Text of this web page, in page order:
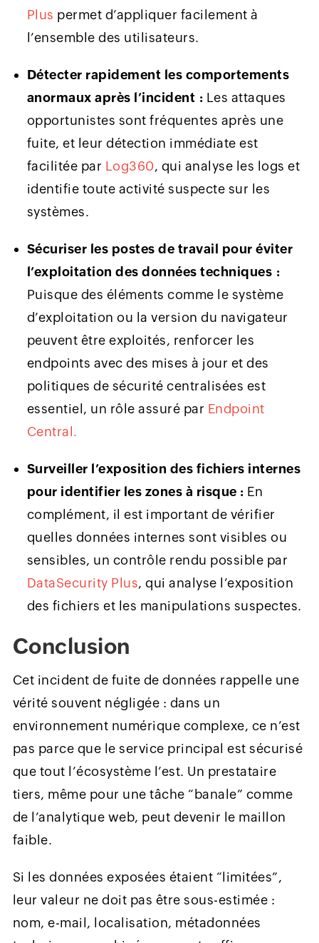
Plus permet d’appliquer facilement à
l’ensemble des utilisateurs.
Détecter rapidement les comportements
anormaux après l’incident : Les attaques
opportunistes sont fréquentes après une
fuite, et leur détection immédiate est
facilitée par Log360, qui analyse les logs et
identifie toute activité suspecte sur les
systèmes.
Sécuriser les postes de travail pour éviter
l’exploitation des données techniques :
Puisque des éléments comme le système
d’exploitation ou la version du navigateur
peuvent être exploités, renforcer les
endpoints avec des mises à jour et des
politiques de sécurité centralisées est
essentiel, un rôle assuré par Endpoint
Central.
Surveiller l’exposition des fichiers internes
pour identifier les zones à risque : En
complément, il est important de vérifier
quelles données internes sont visibles ou
sensibles, un contrôle rendu possible par
DataSecurity Plus, qui analyse l’exposition
des fichiers et les manipulations suspectes.
Conclusion
Cet incident de fuite de données rappelle une
vérité souvent négligée : dans un
environnement numérique complexe, ce n’est
pas parce que le service principal est sécurisé
que tout l’écosystème l’est. Un prestataire
tiers, même pour une tâche “banale” comme
de l’analytique web, peut devenir le maillon
faible.
Si les données exposées étaient “limitées”,
leur valeur ne doit pas être sous-estimée :
nom, e-mail, localisation, métadonnées